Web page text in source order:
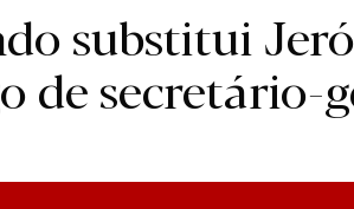
substitui
de secretário-